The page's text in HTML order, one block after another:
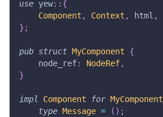
use yew:: {
Component , Context , html ,
} ;
pub struct MyComponent
{
    node_ref
: NodeRef,
}
impl Component for MyComponent
type Message = ( ) ;